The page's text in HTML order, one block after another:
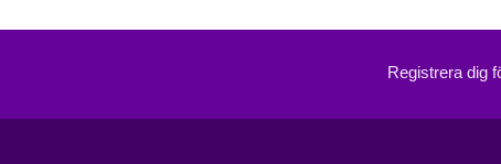
Registrera dig